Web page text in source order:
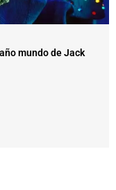
mundo de Jack